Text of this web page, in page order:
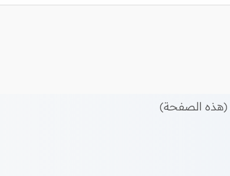
(هذه الصفحة)